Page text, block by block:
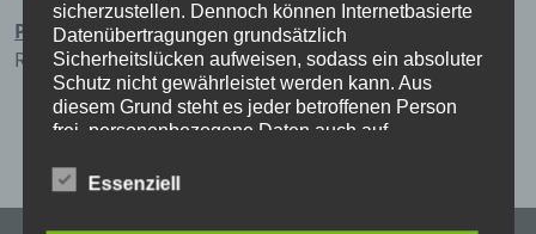
Probenort:
Rosengasse 1, 37269 Eschwege
sicherzustellen. Dennoch können Internetbasierte
Datenübertragungen grundsätzlich
Sicherheitslücken aufweisen, sodass ein absoluter
Schutz nicht gewährleistet werden kann. Aus
diesem Grund steht es jeder betroffenen Person
frei, personenbezogene Daten auch auf
uns zu übermitteln.
Essenziell